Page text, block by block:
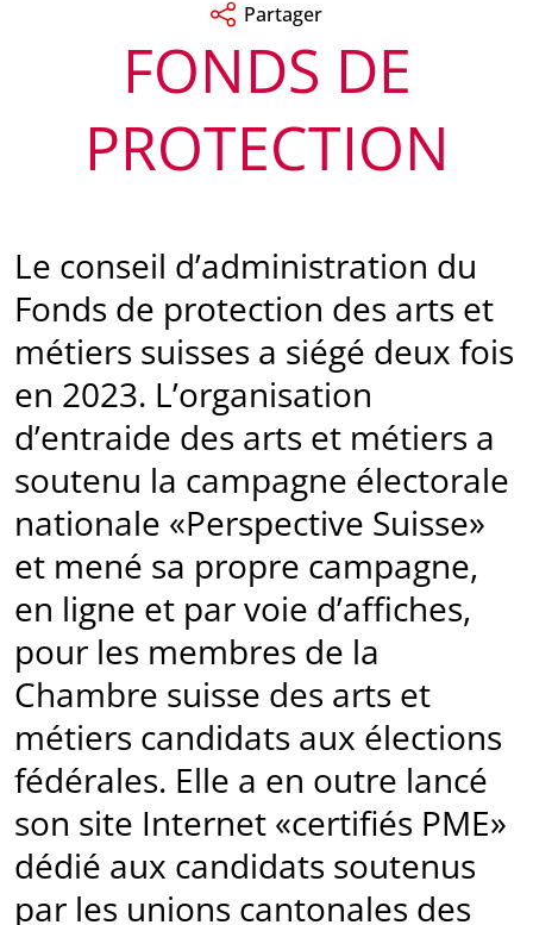
Partager
FONDS DE
PROTECTION
Le conseil d’administration du
Fonds de protection des arts et
métiers suisses a siégé deux fois
en 2023. L’organisation
d’entraide des arts et métiers a
soutenu la campagne électorale
nationale «Perspective Suisse»
et mené sa propre campagne,
en ligne et par voie d’affiches,
pour les membres de la
Chambre suisse des arts et
métiers candidats aux élections
fédérales. Elle a en outre lancé
son site Internet «certifiés PME»
dédié aux candidats soutenus
par les unions cantonales des